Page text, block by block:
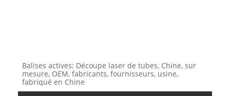
Balises actives: Découpe laser de tubes, Chine, sur
mesure, OEM, fabricants, fournisseurs, usine,
fabriqué en Chine